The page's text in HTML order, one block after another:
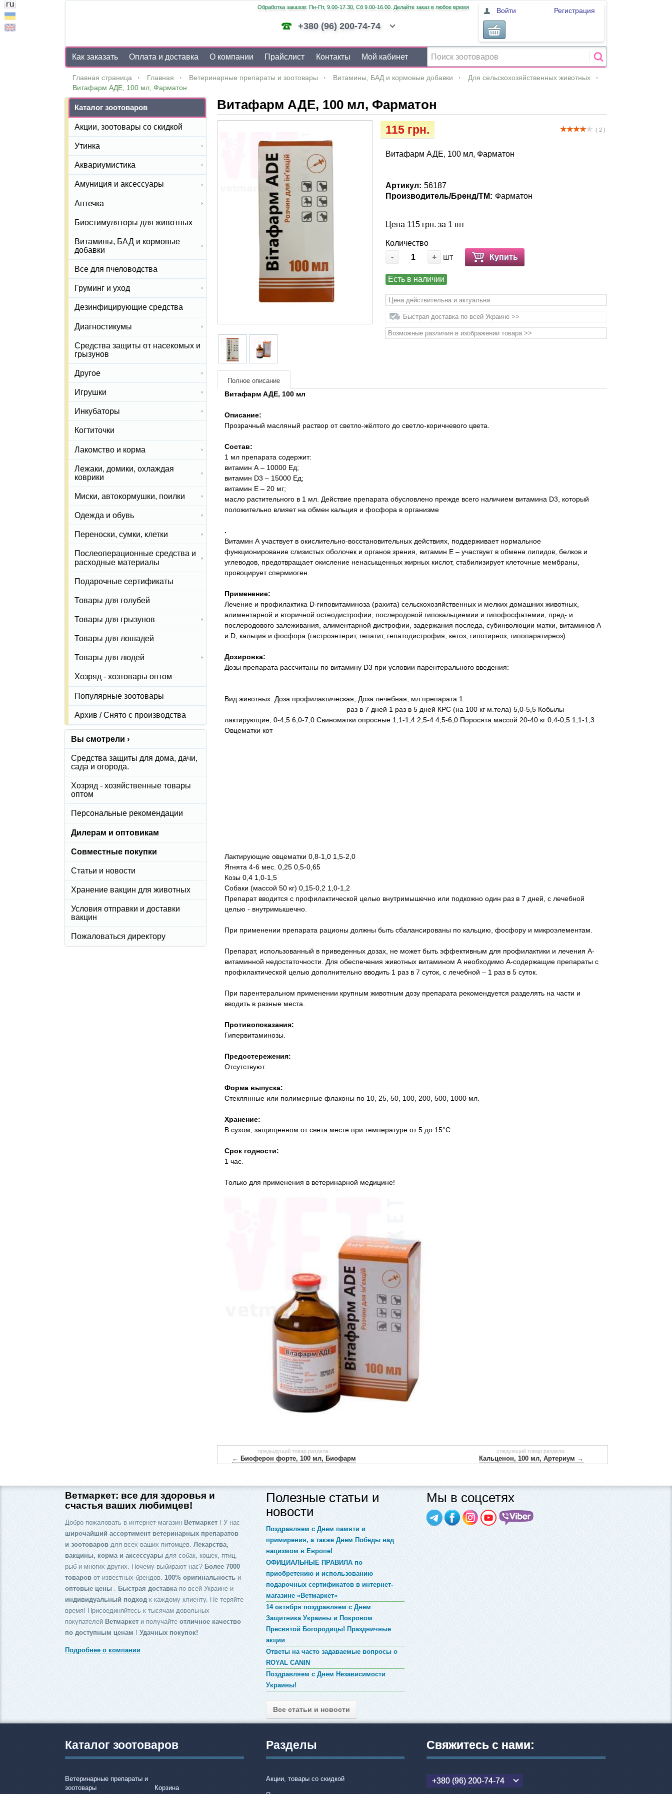
Обработка заказов: Пн-Пт, 9.00-17.30, Сб 9.00-16.00. Делайте заказ в любое время
+380 (96) 200-74-74
Войти Регистрация
Как заказать Оплата и доставка О компании Прайслист Контакты Мой кабинет
Главная страница Главная Ветеринарные препараты и зоотовары Витамины, БАД и кормовые добавки
Для сельскохозяйственных животных
Витафарм АДЕ, 100 мл, Фарматон
Витафарм АДЕ, 100 мл, Фарматон
( 2 )
115 грн.
Витафарм АДЕ, 100 мл, Фарматон
Артикул: 56187
Производитель/Бренд/ТМ: Фарматон
Цена 115 грн. за 1 шт
Количество
-
+ шт Купить
Есть в наличии
Цена действительна и актуальна
Быстрая доставка по всей Украине >>
Возможные различия в изображении товара >>
Полное описание
Витафарм АДЕ, 100 мл
Описание:
Прозрачный масляный раствор от светло-жёлтого до светло-коричневого цвета.
Состав:
1 мл препарата содержит:
витамин А – 10000 Ед;
витамин D3 – 15000 Ед;
витамин Е – 20 мг;
масло растительного в 1 мл. Действие препарата обусловлено прежде всего наличием витамина D3, который
положительно влияет на обмен кальция и фосфора в организме
.
Витамин А участвует в окислительно-восстановительных действиях, поддерживает нормальное
функционирование слизистых оболочек и органов зрения, витамин Е – участвует в обмене липидов, белков и
углеводов, предотвращает окисление ненасыщенных жирных кислот, стабилизирует клеточные мембраны,
провоцирует спермиоген.
Применение:
Лечение и профилактика D-гиповитаминоза (рахита) сельскохозяйственных и мелких домашних животных,
алиментарной и вторичной остеодистрофии, послеродовой гипокальциемии и гипофосфатемии, пред- и
послеродового залеживания, алиментарной дистрофии, задержания последа, субинволюции матки, витаминов А
и D, кальция и фосфора (гастроэнтерит, гепатит, гепатодистрофия, кетоз, гипотиреоз, гипопаратиреоз).
Дозировка:
Дозы препарата рассчитаны по витамину D3 при условии парентерального введения:
Вид животных: Доза профилактическая, Доза лечебная, мл препарата 1
раз в 7 дней 1 раз в 5 дней КРС (на 100 кг м.тела) 5,0-5,5 Кобылы
лактирующие, 0-4,5 6,0-7,0 Свиноматки опросные 1,1-1,4 2,5-4 4,5-6,0 Поросята массой 20-40 кг 0,4-0,5 1,1-1,3
Овцематки кот
Лактирующие овцематки 0,8-1,0 1,5-2,0
Ягнята 4-6 мес. 0,25 0,5-0,65
Козы 0,4 1,0-1,5
Собаки (массой 50 кг) 0,15-0,2 1,0-1,2
Препарат вводится с профилактической целью внутримышечно или подкожно один раз в 7 дней, с лечебной
целью - внутримышечно.
При применении препарата рационы должны быть сбалансированы по кальцию, фосфору и микроэлементам.
Препарат, использованный в приведенных дозах, не может быть эффективным для профилактики и лечения А-
витаминной недостаточности. Для обеспечения животных витамином А необходимо А-содержащие препараты с
профилактической целью дополнительно вводить 1 раз в 7 суток, с лечебной – 1 раз в 5 суток.
При парентеральном применении крупным животным дозу препарата рекомендуется разделять на части и
вводить в разные места.
Противопоказания:
Гипервитаминозы.
Предостережения:
Отсутствуют.
Форма выпуска:
Стеклянные или полимерные флаконы по 10, 25, 50, 100, 200, 500, 1000 мл.
Хранение:
В сухом, защищенном от света месте при температуре от 5 до 15°С.
Срок годности:
1 час.
Только для применения в ветеринарной медицине!
предыдущий товар раздела:
← Биоферон форте, 100 мл, Биофарм
следующий товар раздела:
Кальценон, 100 мл, Артериум →
Каталог зоотоваров
Акции, зоотовары со скидкой
Утинка
Аквариумистика
Амуниция и аксессуары
Аптечка
Биостимуляторы для животных
Витамины, БАД и кормовые
добавки
Все для пчеловодства
Груминг и уход
Дезинфицирующие средства
Диагностикумы
Средства защиты от насекомых и
грызунов
Другое
Игрушки
Инкубаторы
Когтиточки
Лакомство и корма
Лежаки, домики, охлаждая
коврики
Миски, автокормушки, поилки
Одежда и обувь
Переноски, сумки, клетки
Послеоперационные средства и
расходные материалы
Подарочные сертификаты
Товары для голубей
Товары для грызунов
Товары для лошадей
Товары для людей
Хозряд - хозтовары оптом
Популярные зоотовары
Архив / Снято с производства
Вы смотрели ›
Средства защиты для дома, дачи,
сада и огорода.
Хозряд - хозяйственные товары
оптом
Персональные рекомендации
Дилерам и оптовикам
Совместные покупки
Статьи и новости
Хранение вакцин для животных
Условия отправки и доставки
вакцин
Пожаловаться директору
Ветмаркет: все для здоровья и
счастья ваших любимцев!
Добро пожаловать в интернет-магазин Ветмаркет ! У нас
широчайший ассортимент ветеринарных препаратов
и зоотоваров для всех ваших питомцев. Лекарства,
вакцины, корма и аксессуары для собак, кошек, птиц,
рыб и многих других. Почему выбирают нас? Более 7000
товаров от известных брендов.100% оригинальность и
оптовые цены . Быстрая доставкапо всей Украине и
индивидуальный подход к каждому клиенту. Не теряйте
время! Присоединяйтесь к тысячам довольных
покупателей Ветмаркет и получайте отличное качество
по доступным ценам ! Удачных покупок!
Подробнее о компании
Полезные статьи и
новости
Поздравляем с Днем памяти и
примирения, а также Днем Победы над
нацизмом в Европе!
ОФИЦИАЛЬНЫЕ ПРАВИЛА по
приобретению и использованию
подарочных сертификатов в интернет-
магазине «Ветмаркет»
14 октября поздравляем с Днем
Защитника Украины и Покровом
Пресвятой Богородицы! Праздничные
акции
Ответы на часто задаваемые вопросы о
ROYAL CANIN
Поздравляем с Днем Независимости
Украины!
Все статьи и новости
Мы в соцсетях
Каталог зоотоваров
Ветеринарные препараты и
зоотовары
Корзина
Разделы
Акции, товары со скидкой
Свяжитесь с нами:
+380 (96) 200-74-74